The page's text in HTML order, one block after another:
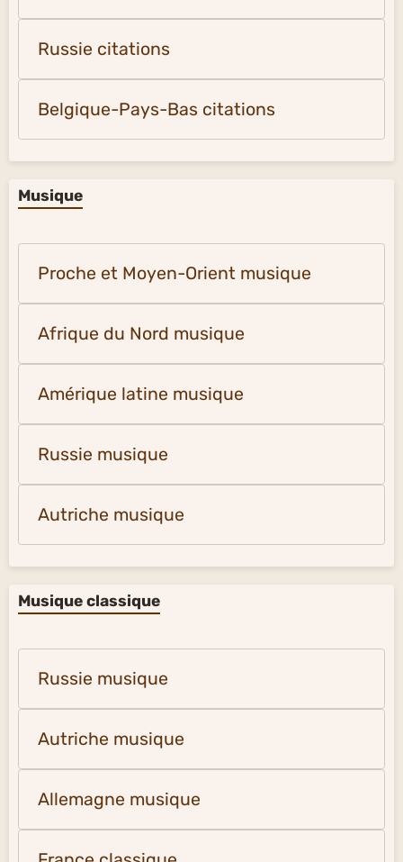
Russie citations
Belgique-Pays-Bas citations
Musique
Proche et Moyen-Orient musique
Afrique du Nord musique
Amérique latine musique
Russie musique
Autriche musique
Musique classique
Russie musique
Autriche musique
Allemagne musique